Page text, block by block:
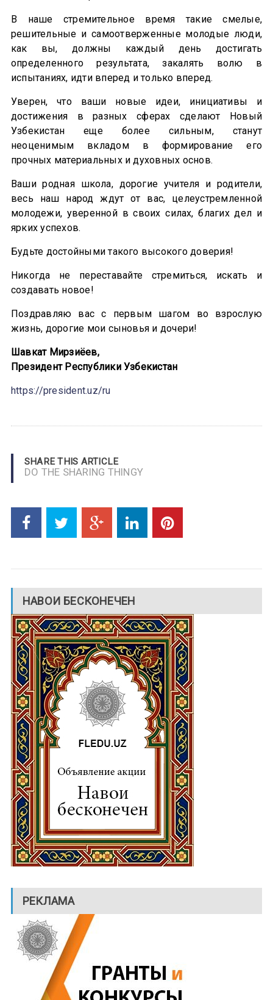
В наше стремительное время такие смелые,
решительные и самоотверженные молодые люди,
как вы, должны каждый день достигать
определенного результата, закалять волю в
испытаниях, идти вперед и только вперед.
Уверен, что ваши новые идеи, инициативы и
достижения в разных сферах сделают Новый
Узбекистан еще более сильным, станут
неоценимым вкладом в формирование его
прочных материальных и духовных основ.
Ваши родная школа, дорогие учителя и родители,
весь наш народ ждут от вас, целеустремленной
молодежи, уверенной в своих силах, благих дел и
ярких успехов.
Будьте достойными такого высокого доверия!
Никогда не переставайте стремиться, искать и
создавать новое!
Поздравляю вас с первым шагом во взрослую
жизнь, дорогие мои сыновья и дочери!
Шавкат Мирзиёев,
Президент Республики Узбекистан
https://president.uz/ru
SHARE THIS ARTICLE
DO THE SHARING THINGY
НАВОИ БЕСКОНЕЧЕН
РЕКЛАМА